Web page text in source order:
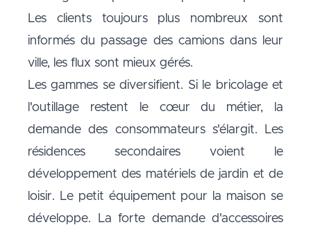
Les clients toujours plus nombreux sont
informés du passage des camions dans leur
ville, les flux sont mieux gérés.
Les gammes se diversifient. Si le bricolage et
l'outillage restent le cœur du métier, la
demande des consommateurs s'élargit. Les
résidences secondaires voient le
développement des matériels de jardin et de
loisir. Le petit équipement pour la maison se
développe. La forte demande d'accessoires